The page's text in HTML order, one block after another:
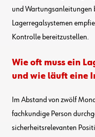
und Wartungsanleitungen
Lagerregalsystemen
Kontrolle bereitzustellen.
Wie oft muss ein
und wie läuft eine
Im Abstand von zwölf
fachkundige Person
sicherheitsrelevanten